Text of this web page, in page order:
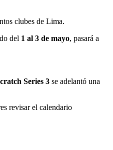
clubes de Lima.
del 1 al 3 de mayo, pasará a
Series 3 se adelantó una
revisar el calendario